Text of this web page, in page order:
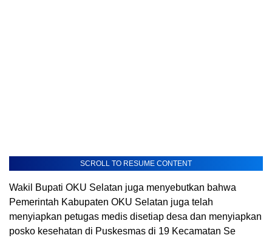
SCROLL TO RESUME CONTENT
Wakil Bupati OKU Selatan juga menyebutkan bahwa
Pemerintah Kabupaten OKU Selatan juga telah
menyiapkan petugas medis disetiap desa dan menyiapkan
posko kesehatan di Puskesmas di 19 Kecamatan Se